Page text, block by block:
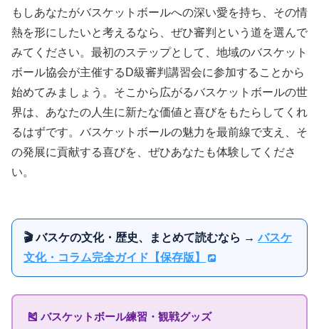
もしあなたがバスケットボールへの深い愛を持ち、その情
熱を形にしたいと考えるなら、ぜひ審判という道を選んで
みてください。最初のステップとして、地域のバスケット
ボール協会が主催するD級審判講習会に参加することから
始めてみましょう。そこから広がるバスケットボールの世
界は、あなたの人生に新たな価値と喜びをもたらしてくれ
るはずです。バスケットボールの魅力を最前線で支え、そ
の発展に貢献する喜びを、ぜひあなたも体験してくださ
い。
🎬 バスケの文化・歴史、まとめて読むなら →バスケ
文化・コラム完全ガイド【保存版】
🎽 バスケットボール練習・観戦グッズ